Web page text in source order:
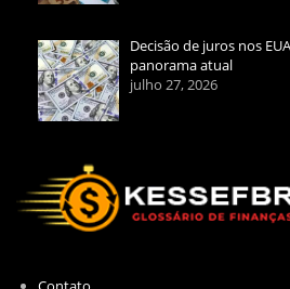
Decisão de juros nos
panorama atual
julho 27, 2026